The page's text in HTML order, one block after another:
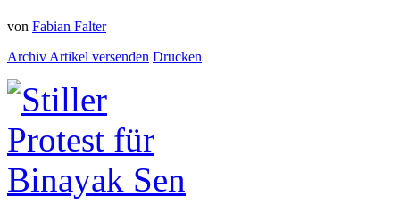
von Fabian Falter
Archiv Artikel versenden Drucken